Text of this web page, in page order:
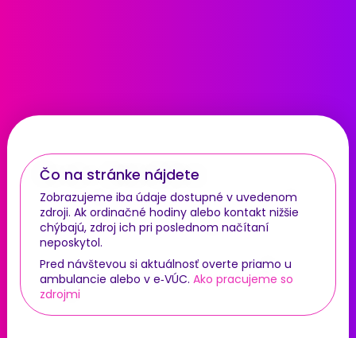
Čo na stránke nájdete
Zobrazujeme iba údaje dostupné v uvedenom
zdroji. Ak ordinačné hodiny alebo kontakt nižšie
chýbajú, zdroj ich pri poslednom načítaní
neposkytol.
Pred návštevou si aktuálnosť overte priamo u
ambulancie alebo v e‑VÚC. Ako pracujeme so
zdrojmi